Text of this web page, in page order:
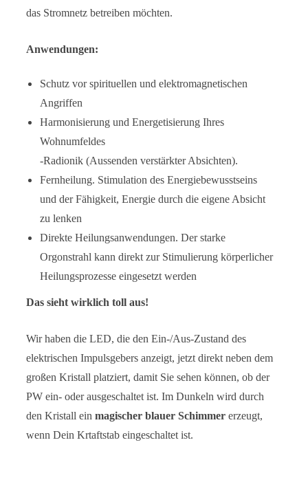
das Stromnetz betreiben möchten.
Anwendungen:
Schutz vor spirituellen und elektromagnetischen
Angriffen
Harmonisierung und Energetisierung Ihres
Wohnumfeldes
-Radionik (Aussenden verstärkter Absichten).
Fernheilung. Stimulation des Energiebewusstseins
und der Fähigkeit, Energie durch die eigene Absicht
zu lenken
Direkte Heilungsanwendungen. Der starke
Orgonstrahl kann direkt zur Stimulierung körperlicher
Heilungsprozesse eingesetzt werden
Das sieht wirklich toll aus!
Wir haben die LED, die den Ein-/Aus-Zustand des
elektrischen Impulsgebers anzeigt, jetzt direkt neben dem
großen Kristall platziert, damit Sie sehen können, ob der
PW ein- oder ausgeschaltet ist. Im Dunkeln wird durch
den Kristall ein magischer blauer Schimmer erzeugt,
wenn Dein Krtaftstab eingeschaltet ist.